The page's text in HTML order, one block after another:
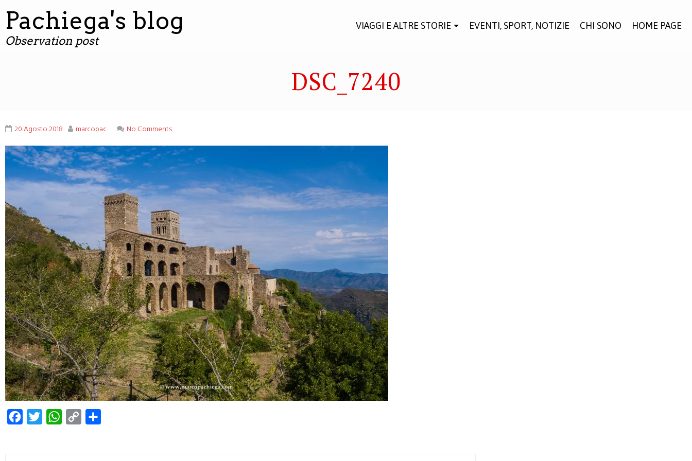
contenuto
Pachiega's blog
Observation post
VIAGGI E ALTRE STORIE EVENTI, SPORT, NOTIZIE CHI SONO HOME PAGE
DSC_7240
20 Agosto 2018 marcopac No Comments
Facebook
Twitter WhatsApp
Copy